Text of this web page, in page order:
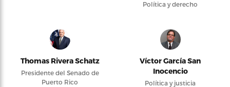
Política y derecho
Thomas Rivera Schatz
Presidente del Senado de
Puerto Rico
Víctor García San
Inocencio
Política y justicia